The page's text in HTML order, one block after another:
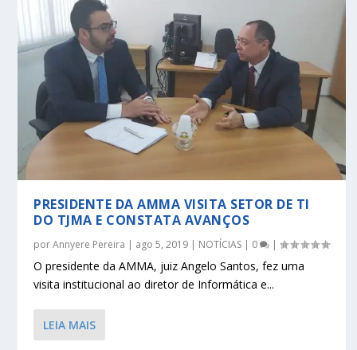
PRESIDENTE DA AMMA VISITA SETOR DE TI
DO TJMA E CONSTATA AVANÇOS
porAnnyere Pereira | ago 5, 2019 | NOTÍCIAS | 0 |
O presidente da AMMA, juiz Angelo Santos, fez uma
visita institucional ao diretor de Informática e...
LEIA MAIS